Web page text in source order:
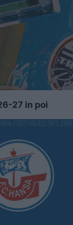
27 in poi